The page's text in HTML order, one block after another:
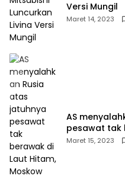
Versi Mungil
Maret 14, 2023
AS
pesawat tak
Moskow
Maret 15, 2023